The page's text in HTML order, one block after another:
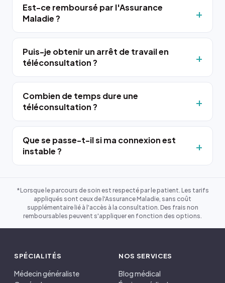
Est-ce remboursé par l'Assurance
Maladie ?
Puis-je obtenir un arrêt de travail en
téléconsultation ?
Combien de temps dure une
téléconsultation ?
Que se passe-t-il si ma connexion est
instable ?
*Lorsque le parcours de soin est respecté par le patient. Les tarifs
appliqués sont ceux de l'Assurance Maladie, sans coût
supplémentaire lié à l'accès à la consultation. Des frais non
remboursables peuvent s'appliquer en fonction des options.
SPÉCIALITÉS
Médecin généraliste
NOS SERVICES
Blog médical